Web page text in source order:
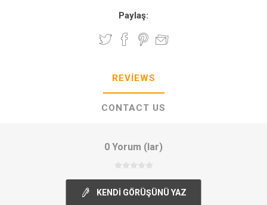
Paylaş:
REVIEWS
CONTACT US
0 Yorum (lar)
KENDI GÖRÜŞÜNÜ YAZ